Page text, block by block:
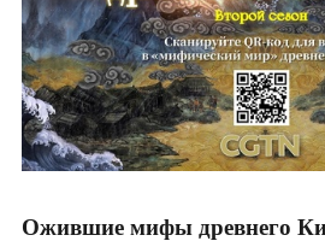
Ожившие мифы древнего